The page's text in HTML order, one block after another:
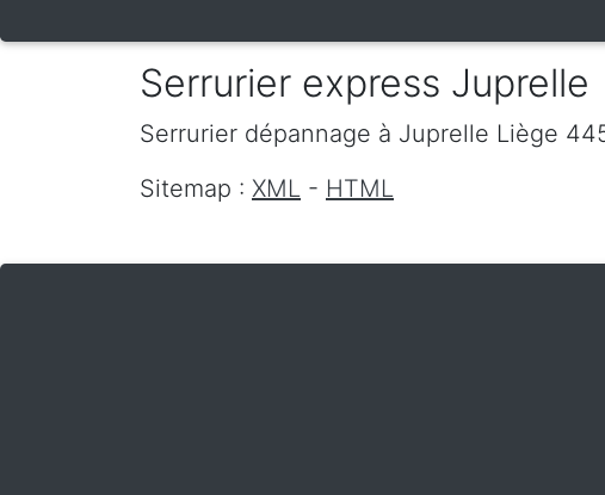
Serrurier express Juprelle
Serrurier dépannage à Juprelle Liège
Sitemap : XML - HTML